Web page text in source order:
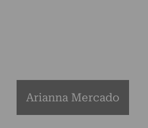
Arianna Mercado